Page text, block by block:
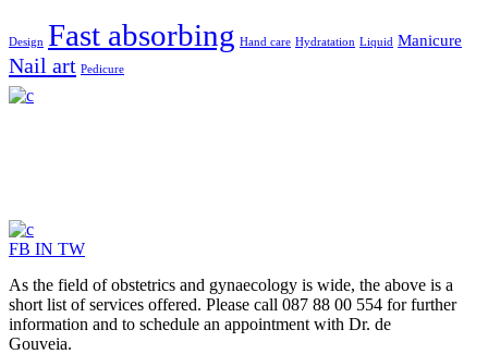
Design Fast absorbing Hand care Hydratation Liquid Manicure
Nail art Pedicure
FB IN TW
As the field of obstetrics and gynaecology is wide, the above is a
short list of services offered. Please call 087 88 00 554 for further
information and to schedule an appointment with Dr. de
Gouveia.